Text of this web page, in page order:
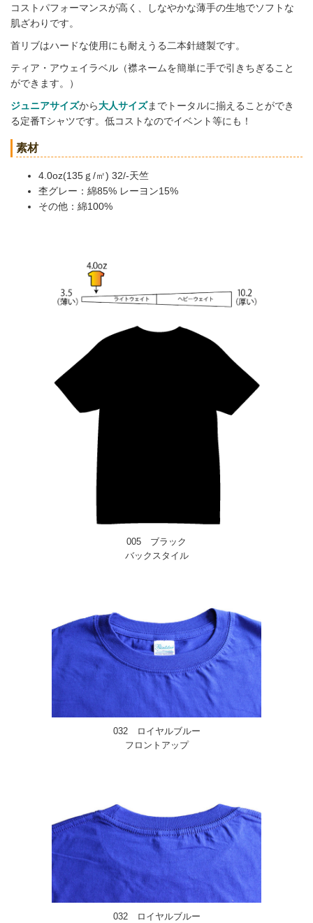
コストパフォーマンスが高く、しなやかな薄手の生地でソフトな
肌ざわりです。
首リブはハードな使用にも耐えうる二本針縫製です。
ティア・アウェイラベル（襟ネームを簡単に手で引きちぎること
ができます。）
ジュニアサイズから大人サイズまでトータルに揃えることができ
る定番Tシャツです。低コストなのでイベント等にも！
素材
4.0oz(135ｇ/㎡) 32/-天竺
杢グレー：綿85% レーヨン15%
その他：綿100%
005 ブラック
バックスタイル
032 ロイヤルブルー
フロントアップ
032 ロイヤルブルー